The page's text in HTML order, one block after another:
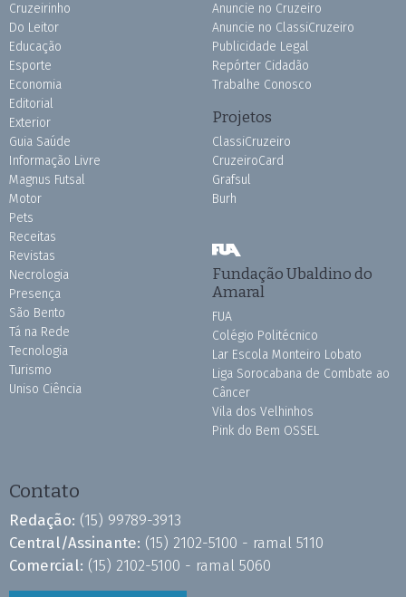
Cruzeirinho
Do Leitor
Educação
Esporte
Economia
Editorial
Exterior
Guia Saúde
Informação Livre
Magnus Futsal
Motor
Pets
Receitas
Revistas
Necrologia
Presença
São Bento
Tá na Rede
Tecnologia
Turismo
Uniso Ciência
Anuncie no Cruzeiro
Anuncie no ClassiCruzeiro
Publicidade Legal
Repórter Cidadão
Trabalhe Conosco
Projetos
ClassiCruzeiro
CruzeiroCard
Grafsul
Burh
Fundação Ubaldino do
Amaral
FUA
Colégio Politécnico
Lar Escola Monteiro Lobato
Liga Sorocabana de Combate ao
Câncer
Vila dos Velhinhos
Pink do Bem OSSEL
Contato
Redação: (15) 99789-3913
Central/Assinante: (15) 2102-5100 - ramal 5110
Comercial: (15) 2102-5100 - ramal 5060